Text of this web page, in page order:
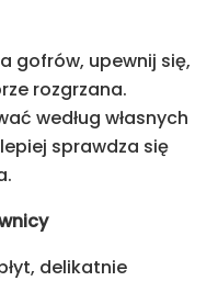
gofrów, upewnij się,
rozgrzana.
według własnych
sprawdza się
delikatnie